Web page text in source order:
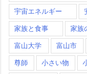
宇宙エネルギー
家族と食事 家族
富山大学 富山市
尊師 小さい物